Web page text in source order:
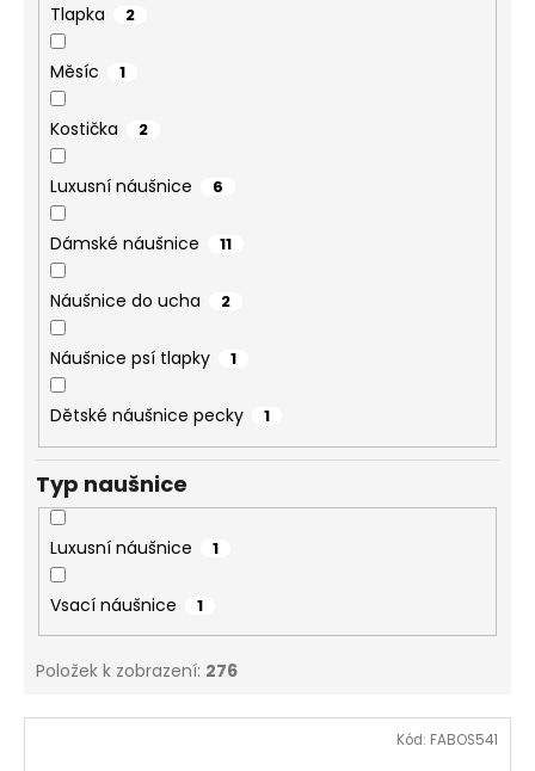
Tlapka 2
Měsíc 1
Kostička 2
Luxusní náušnice 6
Dámské náušnice 11
Náušnice do ucha 2
Náušnice psí tlapky 1
Dětské náušnice pecky 1
Typ naušnice
Luxusní náušnice 1
Vsací náušnice 1
Položek k zobrazení: 276
V Kód: FABOS541